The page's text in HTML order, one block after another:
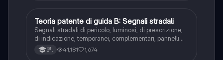
Ed. civ.
Teoria patente di guida B: Segnali stradali
Segnali stradali di pericolo, luminosi, di prescrizione,
di indicazione, temporanei, complementari, pannelli
integrativi, segnaletica orizzontale, segnalazioni
agenti del traffico, distanza di visibilità per l‘arresto,
5ªl 41,181 1,674